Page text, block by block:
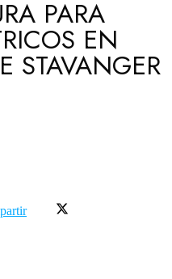
PARA
EN
STAVANGER